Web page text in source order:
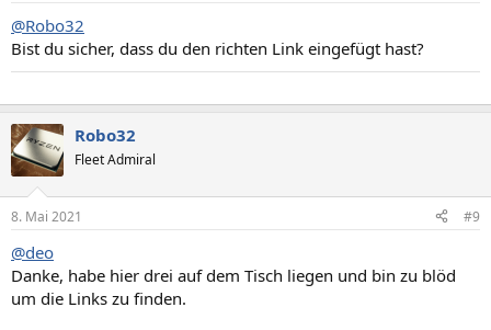
@Robo32
Bist du sicher, dass du den richten Link eingefügt hast?
Robo32
Fleet Admiral
8. Mai 2021 #9
@deo
Danke, habe hier drei auf dem Tisch liegen und bin zu blöd
um die Links zu finden.